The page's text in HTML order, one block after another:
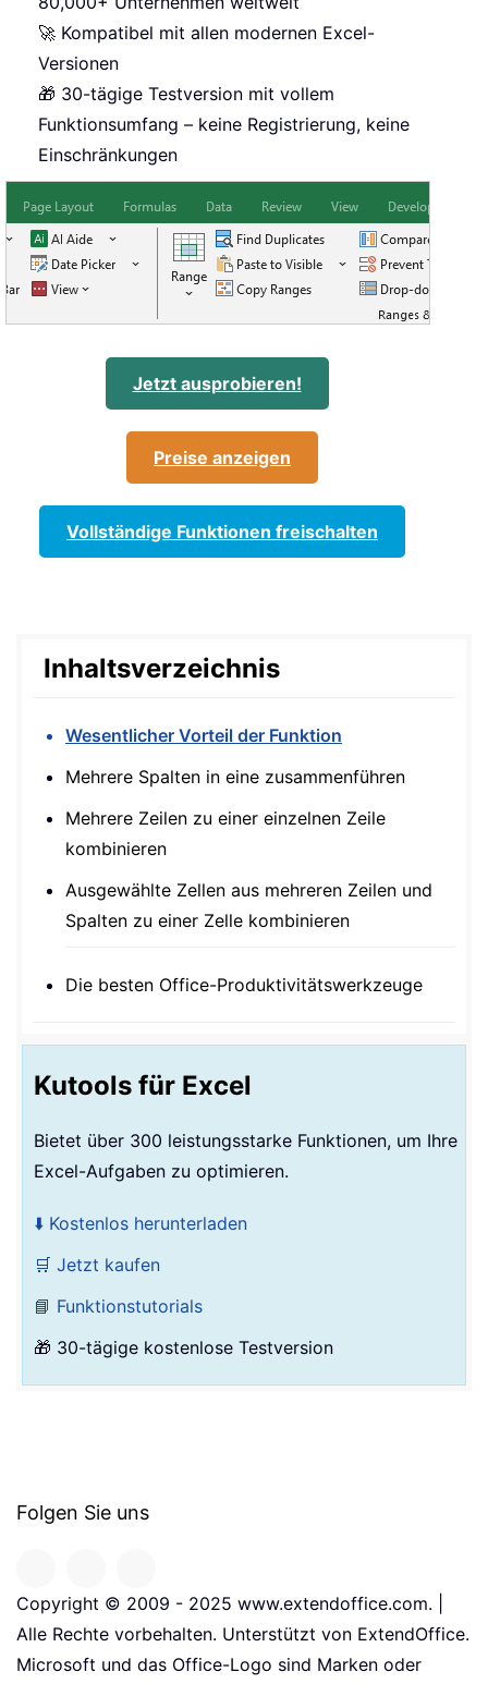
🚀 Kompatibel mit allen modernen Excel-
Versionen
🎁 30-tägige Testversion mit vollem
Funktionsumfang – keine Registrierung, keine
Einschränkungen
Jetzt ausprobieren!
Preise anzeigen
Vollständige Funktionen freischalten
Inhaltsverzeichnis
Wesentlicher Vorteil der Funktion
Mehrere Spalten in eine zusammenführen
Mehrere Zeilen zu einer einzelnen Zeile
kombinieren
Ausgewählte Zellen aus mehreren Zeilen und
Spalten zu einer Zelle kombinieren
Die besten Office-Produktivitätswerkzeuge
Kutools für Excel
Bietet über 300 leistungsstarke Funktionen, um Ihre
Excel-Aufgaben zu optimieren.
⬇️ Kostenlos herunterladen
🛒 Jetzt kaufen
📘 Funktionstutorials
🎁 30-tägige kostenlose Testversion
Folgen Sie uns
Copyright © 2009 - 2025 www.extendoffice.com. |
Alle Rechte vorbehalten. Unterstützt von ExtendOffice.
Microsoft und das Office-Logo sind Marken oder